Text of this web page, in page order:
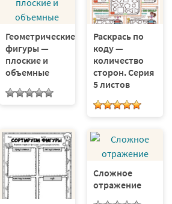
Геометрические
фигуры —
плоские и
объемные
Раскрась по
коду —
количество
сторон. Серия
5 листов
Сложное
отражение